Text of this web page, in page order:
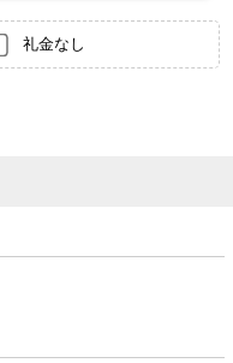
礼金なし